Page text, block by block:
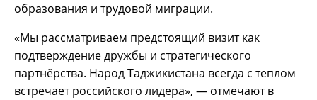
образования и трудовой миграции.
«Мы рассматриваем предстоящий визит как
подтверждение дружбы и стратегического
партнёрства. Народ Таджикистана всегда с теплом
встречает российского лидера», — отмечают в